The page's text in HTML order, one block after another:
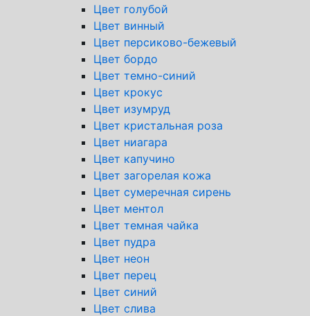
Цвет голубой
Цвет винный
Цвет персиково-бежевый
Цвет бордо
Цвет темно-синий
Цвет крокус
Цвет изумруд
Цвет кристальная роза
Цвет ниагара
Цвет капучино
Цвет загорелая кожа
Цвет сумеречная сирень
Цвет ментол
Цвет темная чайка
Цвет пудра
Цвет неон
Цвет перец
Цвет синий
Цвет слива